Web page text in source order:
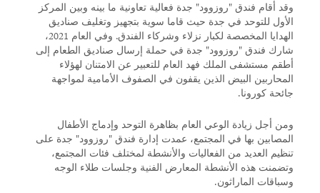
وقد أقام فندق "روزوود" جدة فعالية تعاونية ما بينه وبين المركز
الأول للتوحد في جدة حيث قاما سوية بتجهيز وتغليف صناديق
الهدايا المخصصة لكبار نزلاء وشركاء الفندق. وفي العام 2021،
شارك فندق "روزوود" جدة في حملة إرسال صناديق الطعام إلى
أطقم مستشفى الملك فهد العام للتعبير عن الامتنان لهؤلاء
المحاربين البيض الذين يقفون في الصفوف الأمامية لمواجهة
جائحة كورونا.
ومن أجل زيادة الوعي العام بظاهرة التوحد وإدماج الأطفال
المصابين بها في المجتمع، عمدت إدارة فندق "روزوود" جدة على
تنظيم العديد من الفعاليات والأنشطة لمختلف فئات المجتمع،
وتضمنت هذه الأنشطة المعارض الفنية وجلسات طلاء الوجه
وسباقات الماراثون.